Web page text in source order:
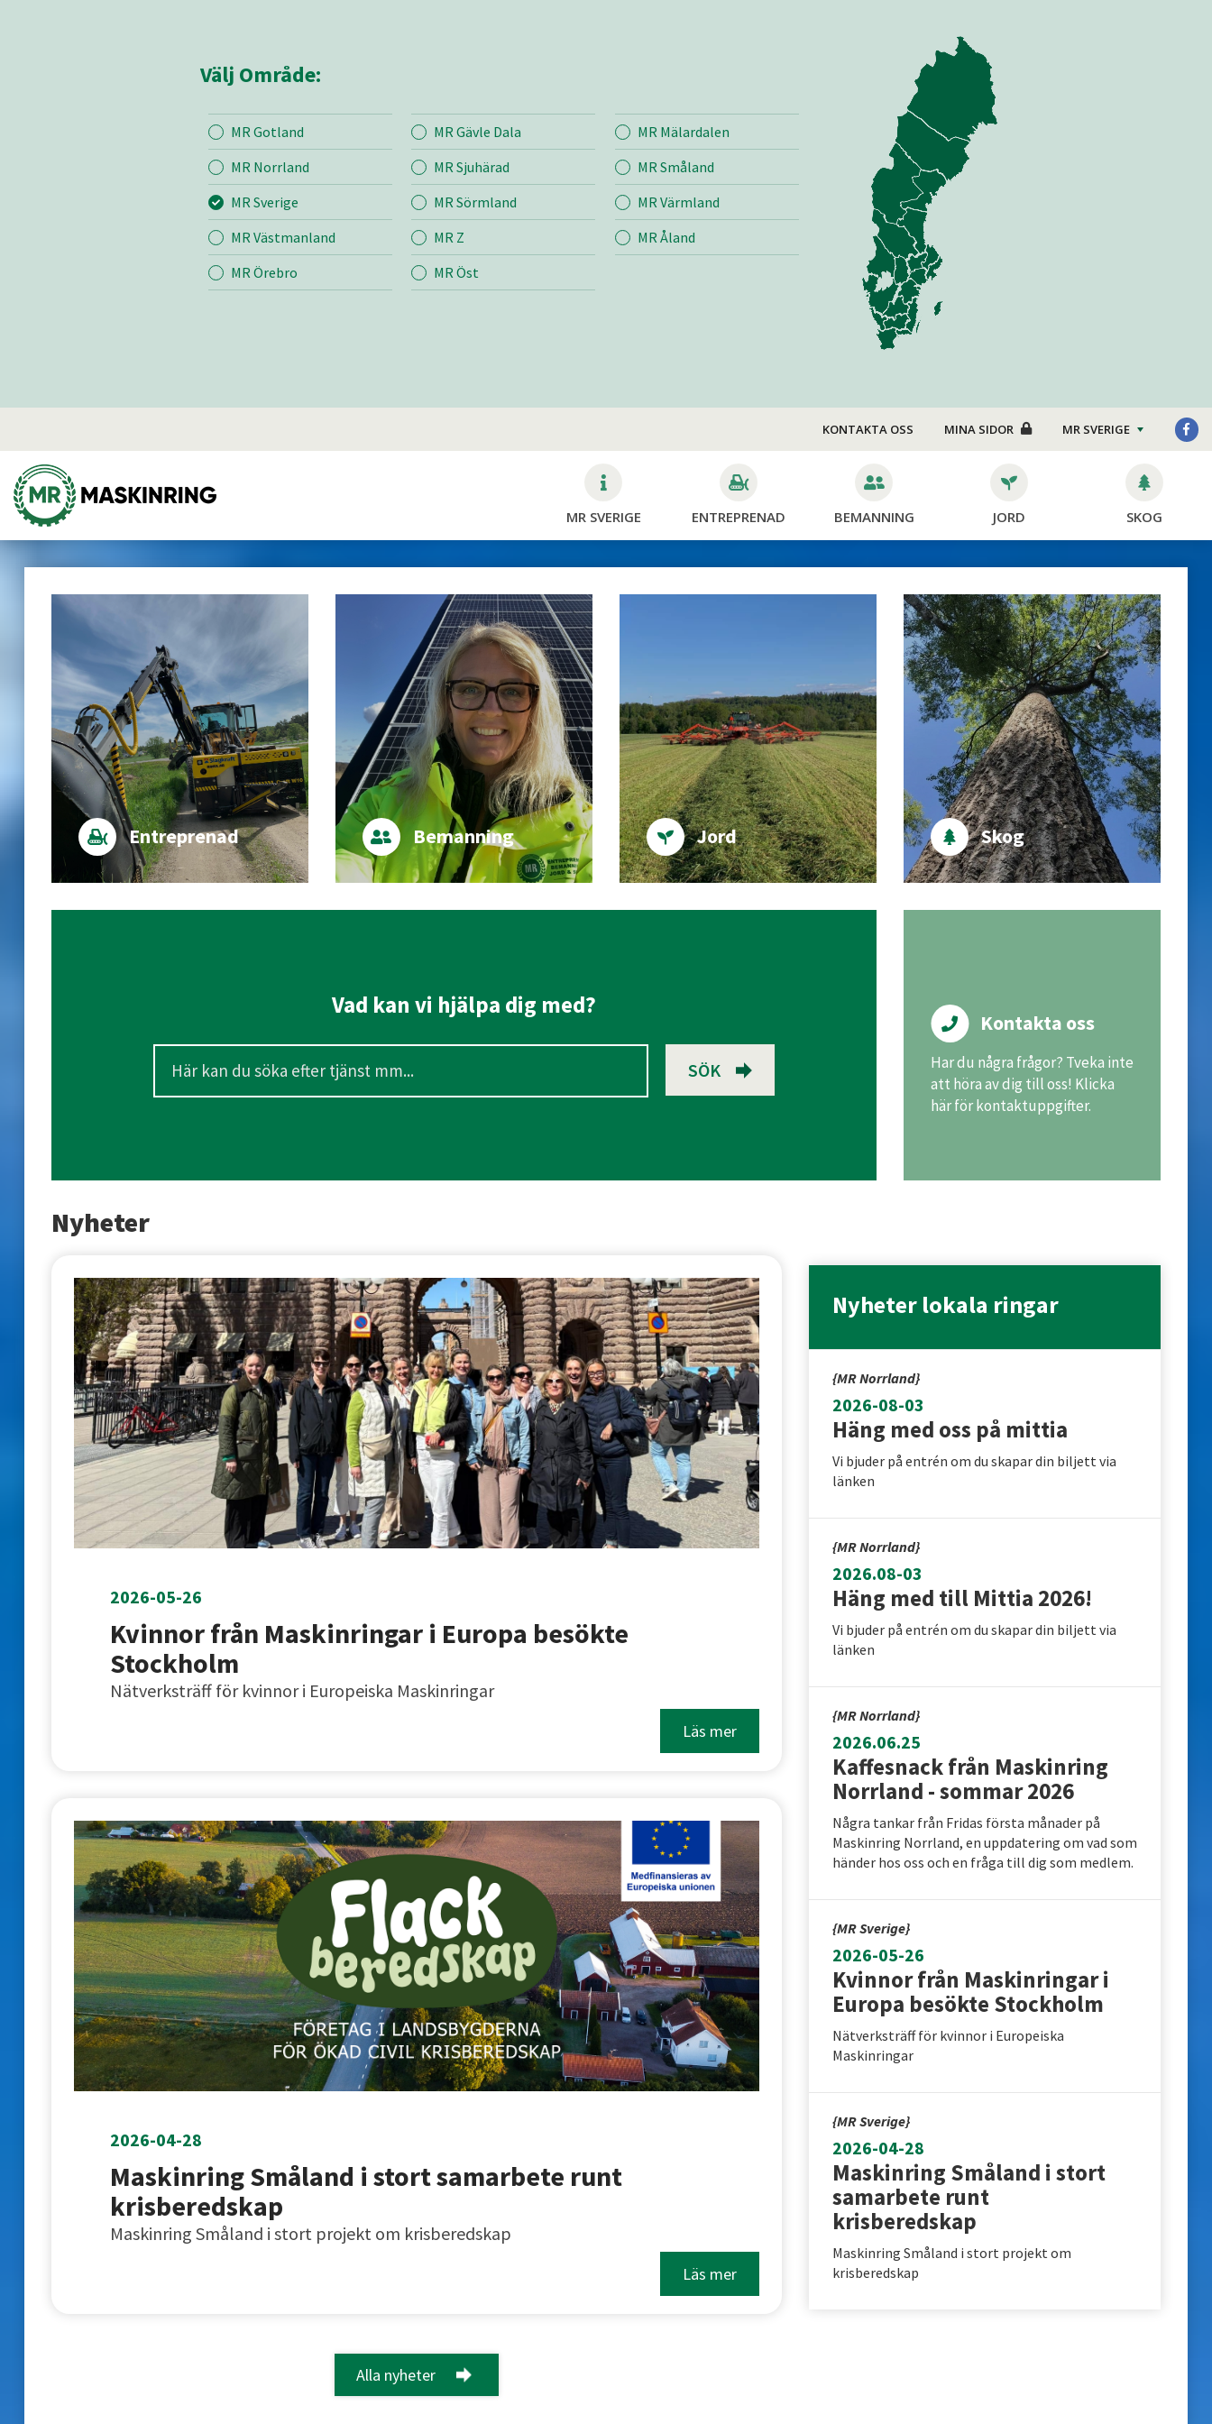
Mina sidor MR Sverige Entreprenad
Mina sidor
Snö & Sand
fastighetsskötsel
Bygg & Anläggning
Bemanning Jord
Brandberedskap
Välj Område:
MR Gotland MR Gävle Dala
MR Mälardalen
MR Norrland
MR Sjuhärad
MR Småland
MR Sverige
MR Sörmland
MR Värmland
MR Västmanland
MR Z
MR Åland
MR Örebro
MR Öst
KONTAKTA OSS MINA SIDOR MR SVERIGE
MR SVERIGE ENTREPRENAD BEMANNING JORD SKOG
Entreprenad Bemanning Jord Skog
Vad kan vi hjälpa dig med?
SÖK
Kontakta oss
Har du några frågor? Tveka inte
att höra av dig till oss! Klicka
här för kontaktuppgifter.
Nyheter
2026-05-26
Kvinnor från Maskinringar i Europa besökte
Stockholm
Nätverksträff för kvinnor i Europeiska Maskinringar
Läs mer
2026-04-28
Maskinring Småland i stort samarbete runt
krisberedskap
Maskinring Småland i stort projekt om krisberedskap
Läs mer
Alla nyheter
Nyheter lokala ringar
{MR Norrland}
2026-08-03
Häng med oss på mittia
Vi bjuder på entrén om du skapar din biljett via
länken
{MR Norrland}
2026.08-03
Häng med till Mittia 2026!
Vi bjuder på entrén om du skapar din biljett via
länken
{MR Norrland}
2026.06.25
Kaffesnack från Maskinring
Norrland - sommar 2026
Några tankar från Fridas första månader på
Maskinring Norrland, en uppdatering om vad som
händer hos oss och en fråga till dig som medlem.
{MR Sverige}
2026-05-26
Kvinnor från Maskinringar i
Europa besökte Stockholm
Nätverksträff för kvinnor i Europeiska
Maskinringar
{MR Sverige}
2026-04-28
Maskinring Småland i stort
samarbete runt
krisberedskap
Maskinring Småland i stort projekt om
krisberedskap